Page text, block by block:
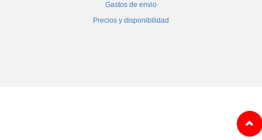
Gastos de envio
Precios y disponibilidad